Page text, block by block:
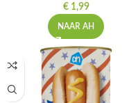
€1,99
NAAR AH